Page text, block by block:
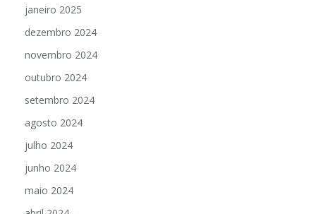
janeiro 2025
dezembro 2024
novembro 2024
outubro 2024
setembro 2024
agosto 2024
julho 2024
junho 2024
maio 2024